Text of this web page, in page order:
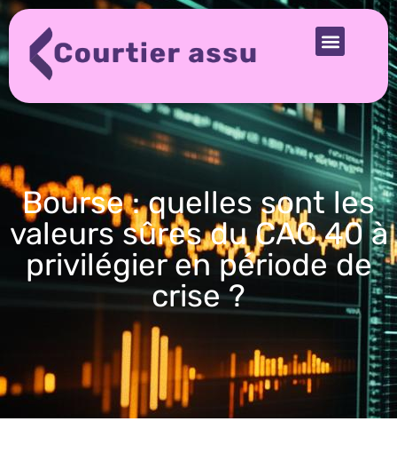
Bourse : quelles sont les
valeurs sûres du CAC 40 à
privilégier en période de
crise ?